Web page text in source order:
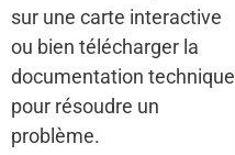
sur une carte interactive
ou bien télécharger la
documentation technique
pour résoudre un
problème.